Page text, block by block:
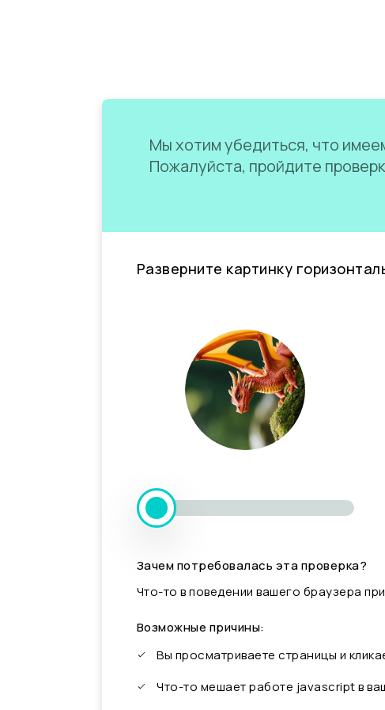
Мы хотим убедиться, что
Пожалуйста, пройдите
Разверните картинку
Зачем потребовалась эта проверка?
Что-то в поведении вашего браузера
Возможные причины:
Вы просматриваете страницы и
Что-то мешает работе javascript в